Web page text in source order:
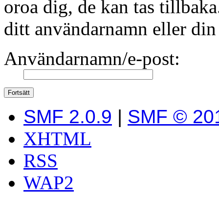
oroa dig, de kan tas
ditt användarnamn eller din
Användarnamn/e-post:
SMF 2.0.9 | SMF ©
XHTML
RSS
WAP2